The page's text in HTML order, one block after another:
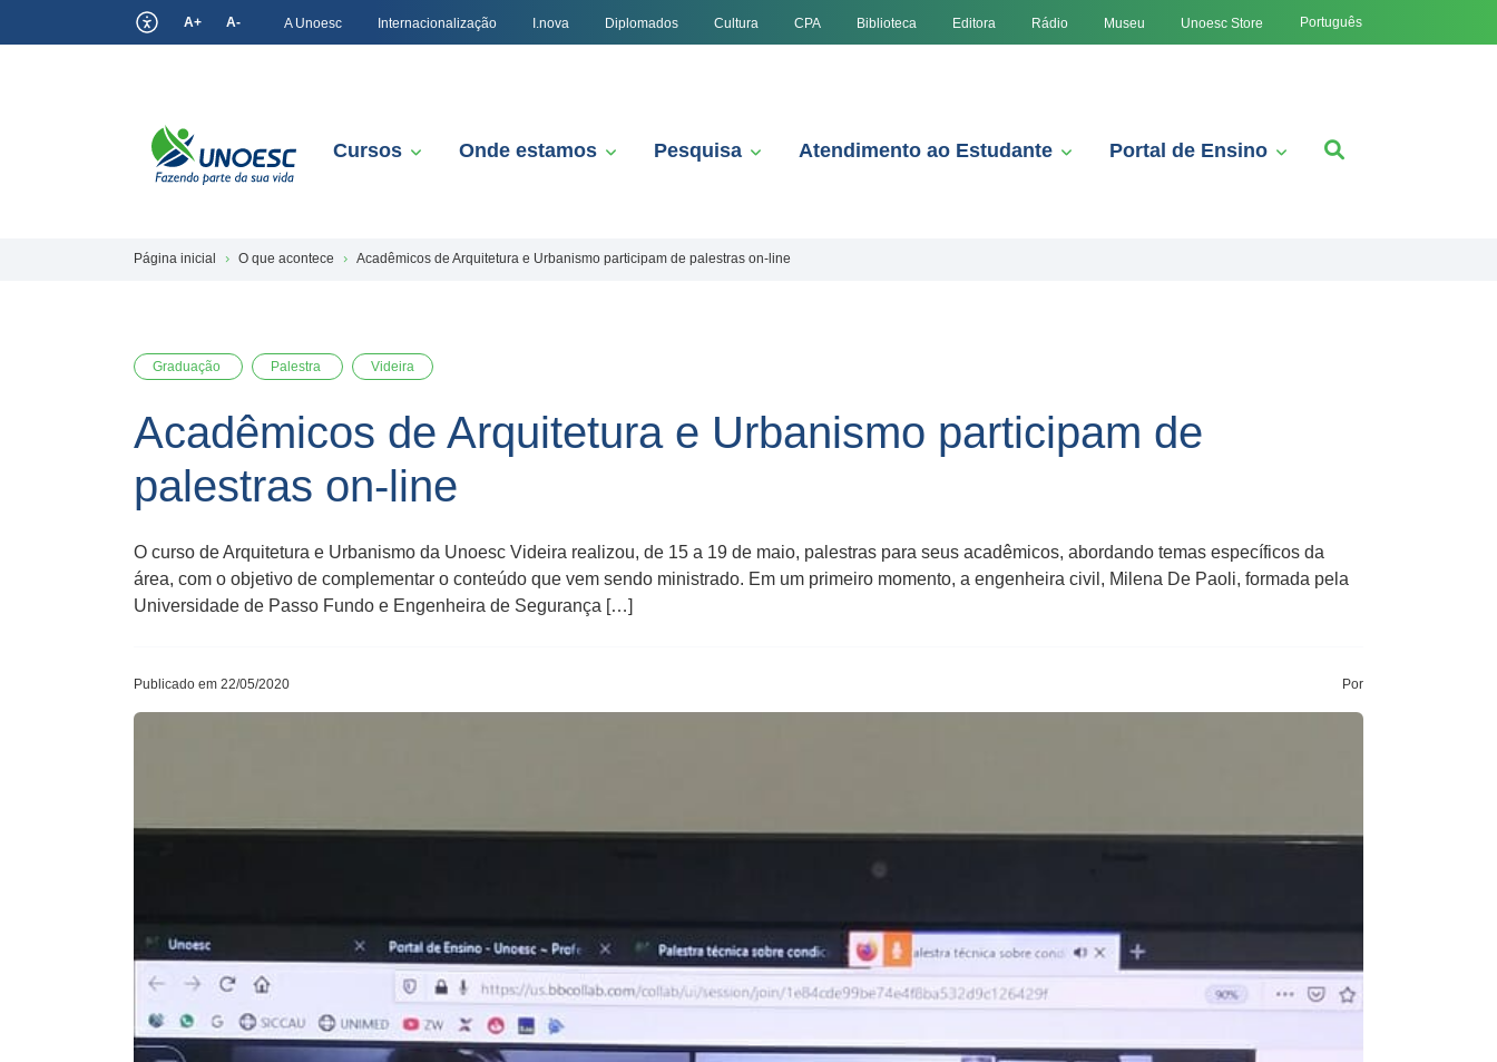
A+ A- A Unoesc Internacionalização I.nova Diplomados Cultura CPA Biblioteca Editora Rádio Museu Unoesc Store Português
Cursos Onde estamos Pesquisa Atendimento ao Estudante Portal de Ensino
Página inicial O que acontece Acadêmicos de Arquitetura e Urbanismo participam de palestras on-line
Graduação Palestra Videira
Acadêmicos de Arquitetura e Urbanismo participam de
palestras on-line
O curso de Arquitetura e Urbanismo da Unoesc Videira realizou, de 15 a 19 de maio, palestras para seus acadêmicos, abordando temas específicos da
área, com o objetivo de complementar o conteúdo que vem sendo ministrado. Em um primeiro momento, a engenheira civil, Milena De Paoli, formada pela
Universidade de Passo Fundo e Engenheira de Segurança […]
Publicado em 22/05/2020 Por